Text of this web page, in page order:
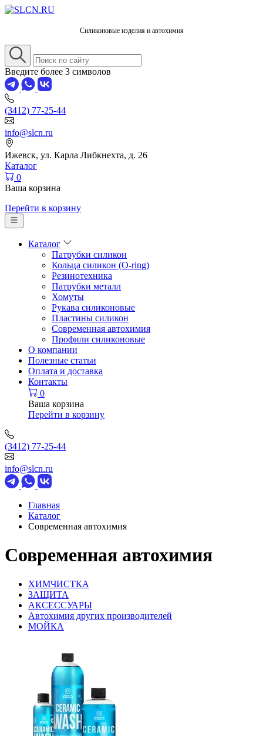
Силиконовые изделия и автохимия
Введите более 3 символов
(3412) 77-25-44
info@slcn.ru
Ижевск, ул. Карла Либкнехта, д. 26
Каталог
0
Ваша корзина
Перейти в корзину
Каталог
Патрубки силикон
Кольца силикон (O-ring)
Резинотехника
Патрубки металл
Хомуты
Рукава силиконовые
Пластины силикон
Современная автохимия
Профили силиконовые
О компании
Полезные статьи
Оплата и доставка
Контакты
0
Ваша корзина
Перейти в корзину
(3412) 77-25-44
info@slcn.ru
Главная
Каталог
Современная автохимия
Современная автохимия
ХИМЧИСТКА
ЗАЩИТА
АКСЕССУАРЫ
Автохимия других производителей
МОЙКА